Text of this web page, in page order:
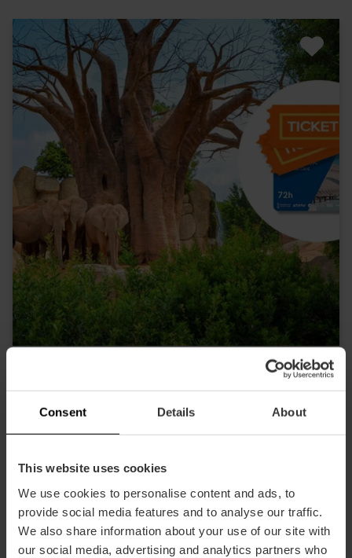
Consent Details About
This website uses cookies
We use cookies to personalise content and ads, to
provide social media features and to analyse our traffic.
We also share information about your use of our site with
our social media, advertising and analytics partners who
Valencia Tourist Card 72 heures et entrée
à Oceanogràfic, Musée des sciences,